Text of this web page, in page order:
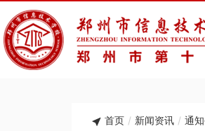
首页 / 新闻资讯 / 通